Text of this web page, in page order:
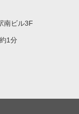
南ビル3F
1分